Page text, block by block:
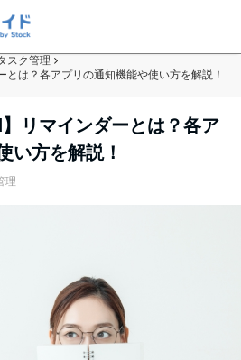
スク管理
とは？各アプリの通知機能や使い方を解説！
リマインダーとは？各ア
い方を解説！
理